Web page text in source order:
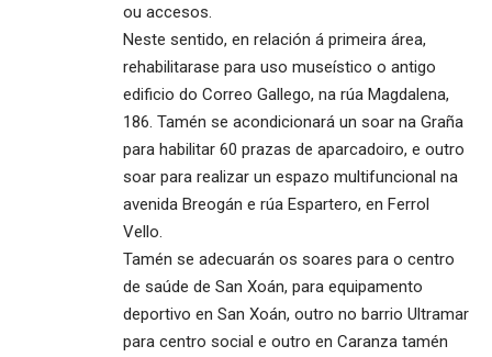
ou accesos.
Neste sentido, en relación á primeira área,
rehabilitarase para uso museístico o antigo
edificio do Correo Gallego, na rúa Magdalena,
186. Tamén se acondicionará un soar na Graña
para habilitar 60 prazas de aparcadoiro, e outro
soar para realizar un espazo multifuncional na
avenida Breogán e rúa Espartero, en Ferrol
Vello.
Tamén se adecuarán os soares para o centro
de saúde de San Xoán, para equipamento
deportivo en San Xoán, outro no barrio Ultramar
para centro social e outro en Caranza tamén